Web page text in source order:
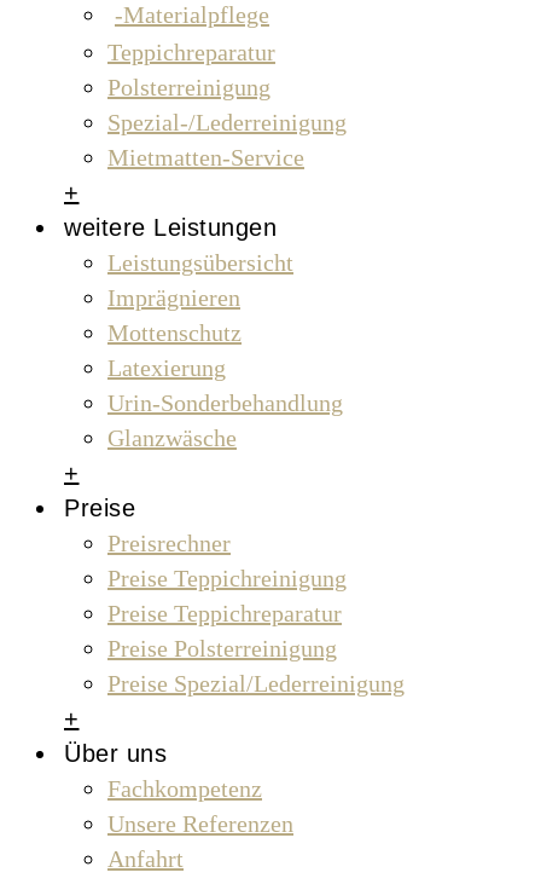
Materialpflege
Teppichreparatur
Polsterreinigung
Spezial-/Lederreinigung
Mietmatten-Service
+
weitere Leistungen
Leistungsübersicht
Imprägnieren
Mottenschutz
Latexierung
Urin-Sonderbehandlung
Glanzwäsche
+
Preise
Preisrechner
Preise Teppichreinigung
Preise Teppichreparatur
Preise Polsterreinigung
Preise Spezial/Lederreinigung
+
Über uns
Fachkompetenz
Unsere Referenzen
Anfahrt